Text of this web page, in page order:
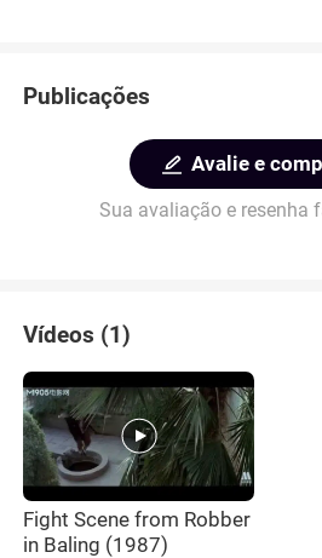
Publicações
Avalie e
Sua avaliação e resenha
Vídeos (1)
Fight Scene from Robber
in Baling (1987)